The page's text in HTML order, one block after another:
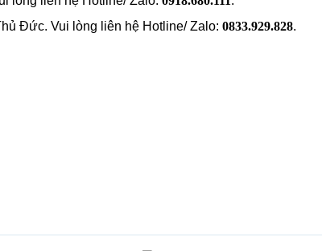
Đức. Vui lòng liên hệ Hotline/ Zalo: 0833.929.828.